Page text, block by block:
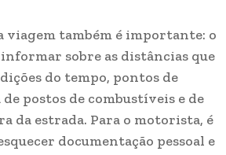
viagem também é importante: o
sobre as distâncias que
do tempo, pontos de
postos de combustíveis e de
da estrada. Para o motorista, é
documentação pessoal e